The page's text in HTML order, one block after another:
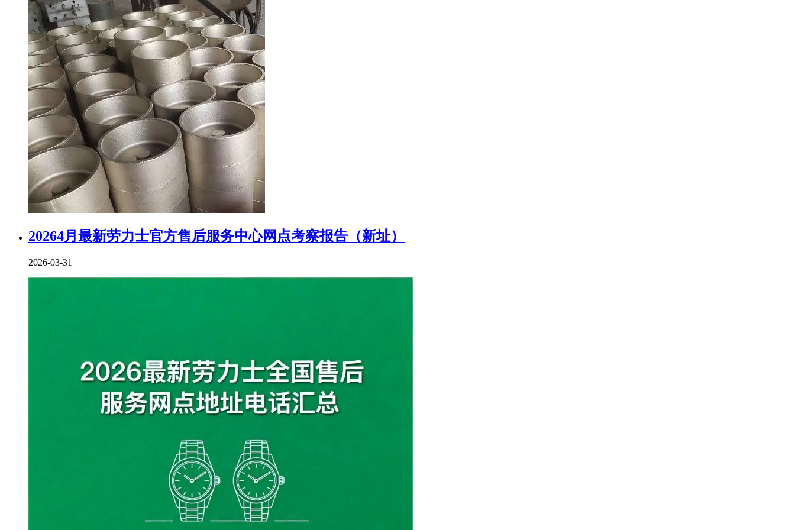
20264月最新劳力士官方售后服务中心网点考察报告（新址）
2026-03-31